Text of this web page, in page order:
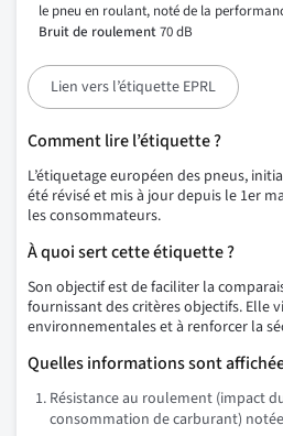
le pneu en roulant, noté de la
Bruit de roulement70 dB
Lien vers l’étiquette EPRL
Comment lire l’étiquette ?
L’étiquetage européen des pneus,
été révisé et mis à jour depuis le 1er
les consommateurs.
À quoi sert cette étiquette ?
Son objectif est de faciliter la
fournissant des critères objectifs. Elle
environnementales et à renforcer la
Quelles informations sont
Résistance au roulement (impact
consommation de carburant) notée